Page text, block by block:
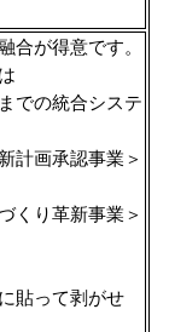
合が得意です。
での統合システ
画承認事業＞
り革新事業＞
貼って剥がせ